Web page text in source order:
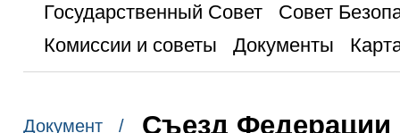
Государственный Совет
Совет
Комиссии и советы
Документы
Документ /
Съезд